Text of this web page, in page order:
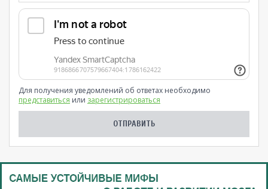
Для получения уведомлений об ответах необходимо
представиться или зарегистрироваться